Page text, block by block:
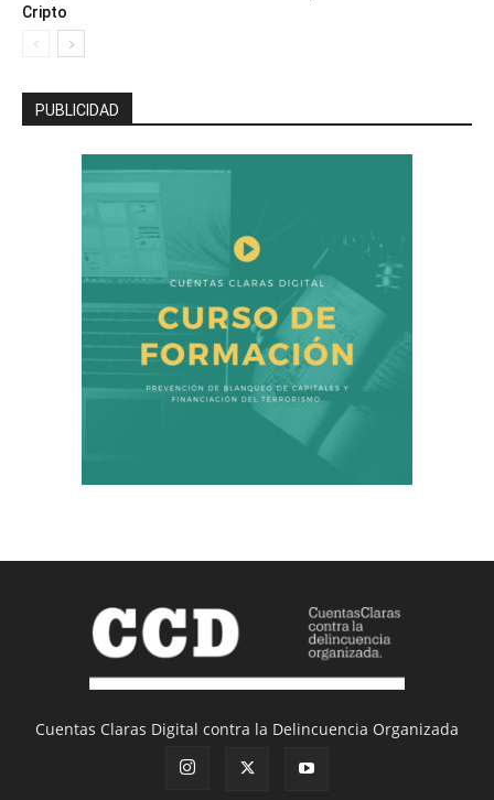
Cripto
PUBLICIDAD
Cuentas Claras Digital contra la Delincuencia Organizada